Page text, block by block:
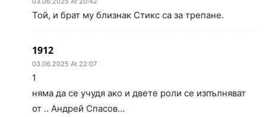
Той, и брат му близнак Стикс са за трепане.
1912
03.06.2025 At 22:07
1
няма да се учудя ако и двете роли се изпълняват
от .. Андрей Спасов…